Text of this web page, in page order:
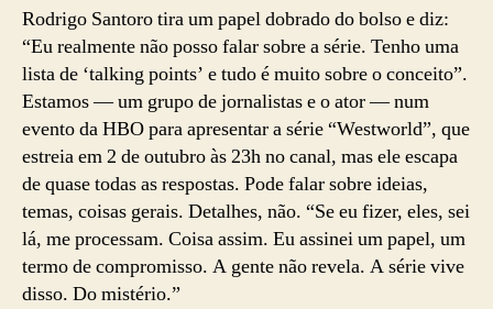
Rodrigo Santoro tira um papel dobrado do bolso e diz:
“Eu realmente não posso falar sobre a série. Tenho uma
lista de ‘talking points’ e tudo é muito sobre o conceito”.
Estamos — um grupo de jornalistas e o ator — num
evento da HBO para apresentar a série “Westworld”, que
estreia em 2 de outubro às 23h no canal, mas ele escapa
de quase todas as respostas. Pode falar sobre ideias,
temas, coisas gerais. Detalhes, não. “Se eu fizer, eles, sei
lá, me processam. Coisa assim. Eu assinei um papel, um
termo de compromisso. A gente não revela. A série vive
disso. Do mistério.”